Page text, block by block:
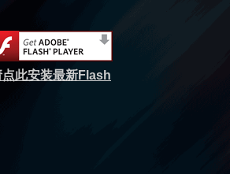
点此安装最新Flash